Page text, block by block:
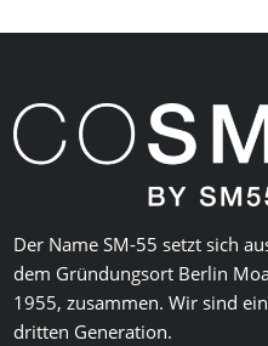
Der Name SM-55 setzt sich
dem Gründungsort Berlin
1955, zusammen. Wir sind
dritten Generation.